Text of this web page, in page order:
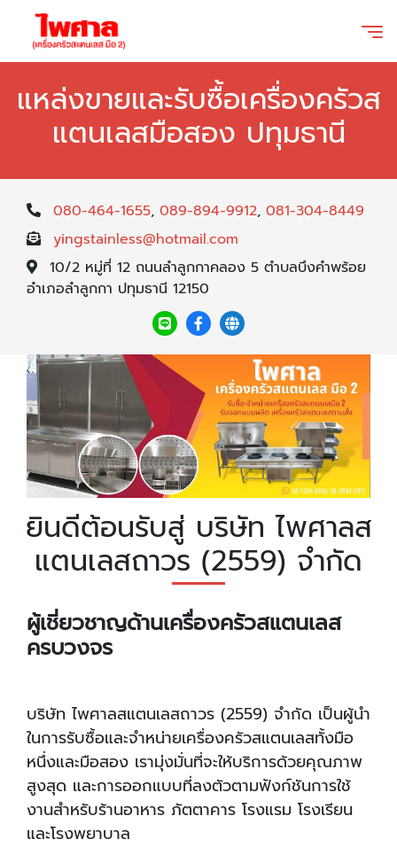
แหล่งขายและรับซื้อเครื่องครัวส
แตนเลสมือสอง ปทุมธานี
080-464-1655, 089-894-9912, 081-304-8449
yingstainless@hotmail.com
10/2 หมู่ที่ 12 ถนนลำลูกกาคลอง 5 ตำบลบึงคำพร้อย
อำเภอลำลูกกา ปทุมธานี 12150
ยินดีต้อนรับสู่ บริษัท ไพศาลส
แตนเลสถาวร (2559) จำกัด
ผู้เชี่ยวชาญด้านเครื่องครัวสแตนเลส
ครบวงจร
บริษัท ไพศาลสแตนเลสถาวร (2559) จำกัด เป็นผู้นำ
ในการรับซื้อและจำหน่ายเครื่องครัวสแตนเลสทั้งมือ
หนึ่งและมือสอง เรามุ่งมั่นที่จะให้บริการด้วยคุณภาพ
สูงสุด และการออกแบบที่ลงตัวตามฟังก์ชันการใช้
งานสำหรับร้านอาหาร ภัตตาคาร โรงแรม โรงเรียน
และโรงพยาบาล